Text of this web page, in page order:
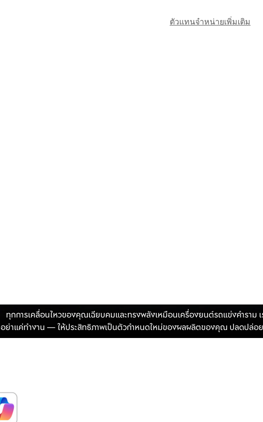
ตัวแทนจำหน่ายเพิ่มเติม
ทุกการเคลื่อนไหวของคุณเฉียบคมและทรงพลังเหมือนเครื่องยนต์รถแข่งคำราม
อย่าแค่ทำงาน — ให้ประสิทธิภาพเป็นตัวกำหนดใหม่ของผลผลิตของคุณ ปลดปล่อ